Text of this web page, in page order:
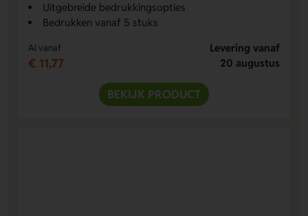
Uitgebreide bedrukkingsopties
Bedrukken vanaf 5 stuks
Al vanaf
€ 11,77
Levering vanaf
20 augustus
BEKIJK PRODUCT